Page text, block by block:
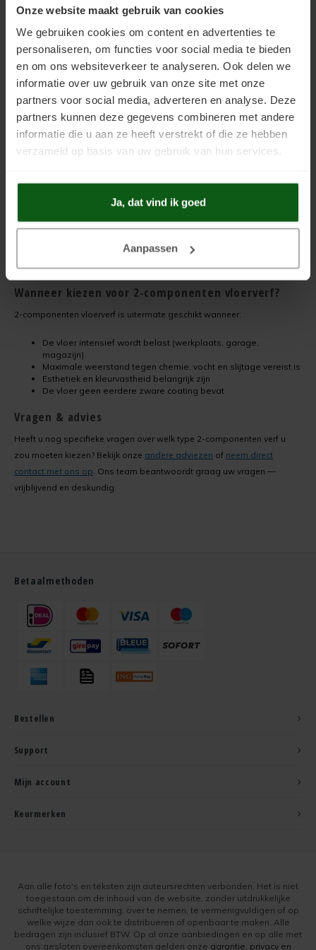
Onze website maakt gebruik van cookies
We gebruiken cookies om content en advertenties te
personaliseren, om functies voor social media te bieden
en om ons websiteverkeer te analyseren. Ook delen we
informatie over uw gebruik van onze site met onze
partners voor social media, adverteren en analyse. Deze
partners kunnen deze gegevens combineren met andere
informatie die u aan ze heeft verstrekt of die ze hebben
verzameld op basis van uw gebruik van hun services.
Ja, dat vind ik goed
Aanpassen
resistentie
vloeistoffen zeer goed
bestand
prestatie betekenen
Kleur &
uitstraling
Ook in dekkende
strak & modern resultaat
Meerdere lagen vereist,
aanbrengen
Zeer geschikt voor
werkplaatsen, showrooms
Technischer proces dan 1-
component verf
Toepassing & tips bij gebruik
Ondergrond voorbehandelen: De vloer moet schoon, droog en
vetvrij zijn.
Precisiemenging : Meng in de juiste verhouding (volg de
Verwerking binnen potlife: Werk de verf uit binnen de tijd dat
Droogtijd & nazorg: De vloer kan vaak na 1 dag belopen
Veiligheid & opslag: Sluit gemengde verfblikken niet af
Herstel & onderhoud: Kleine beschadigingen kunnen vaak
lokaal bijgewerkt worden.
Wanneer kiezen voor 2-componenten vloerverf?
2-componenten vloerverf is uitermate geschikt wanneer:
De vloer intensief wordt belast (werkplaats, garage,
magazijn)
Maximale weerstand tegen chemie, vocht en slijtage vereist is
Esthetiek en kleurvastheid belangrijk zijn
De vloer geen eerdere zware coating bevat
Vragen & advies
Heeft u nog specifieke vragen over welk type 2-componenten verf u
zou moeten kiezen? Bekijk onze andere adviezen of neem direct
contact met ons op. Ons team beantwoordt graag uw vragen —
vrijblijvend en deskundig.
Betaalmethoden
Bestellen
Support
Mijn account
Keurmerken
Aan alle foto's en teksten zijn auteursrechten verbonden. Het is niet
toegestaan om de inhoud van de website, zonder uitdrukkelijke
schriftelijke toestemming, over te nemen, te vermenigvuldigen of op
welke wijze dan ook te distribueren of openbaar te maken. Alle
bedragen zijn inclusief BTW. Op al onze aanbiedingen en op alle met
ons gesloten overeenkomsten gelden onze garantie, privacy en